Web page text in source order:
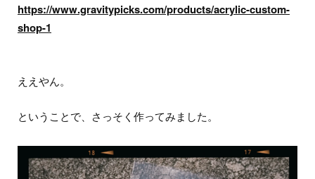
https://www.gravitypicks.com/products/acrylic-custom-
shop-1
ええやん。
ということで、さっそく作ってみました。